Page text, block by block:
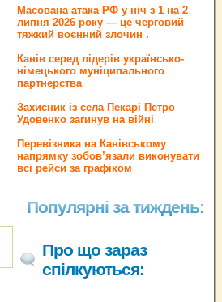
Масована атака РФ у ніч з 1 на 2
липня 2026 року — це черговий
тяжкий воєнний злочин .
Канів серед лідерів українсько-
німецького муніципального
партнерства
Захисник із села Пекарі Петро
Удовенко загинув на війні
Перевізника на Канівському
напрямку зобов’язали виконувати
всі рейси за графіком
Популярні за тиждень:
Про що зараз
спілкуються: